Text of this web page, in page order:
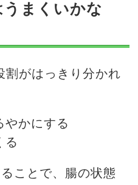
うまくいかな
割がはっきり分かれ
かにする
る
ことで、腸の状態